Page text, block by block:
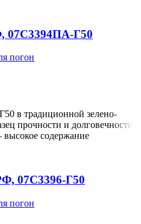
07С3394ПА-Г50
погон
в традиционной зелено-
прочности и долговечности.
содержание
07С3396-Г50
погон